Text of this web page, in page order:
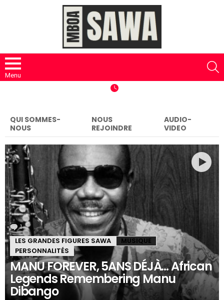
Menu
QUI SOMMES-
NOUS
NOUS
REJOINDRE
AUDIO-
VIDEO
1 Comment
LES GRANDES FIGURES SAWA
MUSIQUE
PERSONNALITÉS
MANU FOREVER, 5ANS DÉJÀ… African
Legends Remembering Manu
Dibango